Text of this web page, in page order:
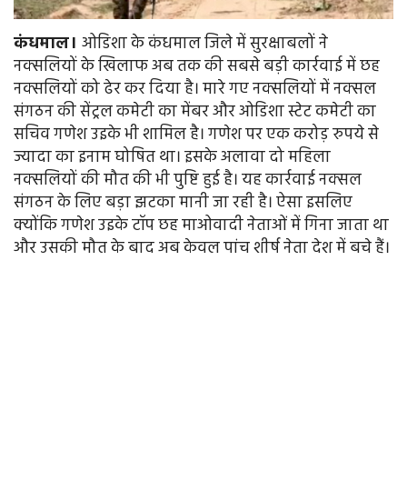
कंधमाल। ओडिशा के कंधमाल जिले में सुरक्षाबलों ने
नक्सलियों के खिलाफ अब तक की सबसे बड़ी कार्रवाई में छह
नक्सलियों को ढेर कर दिया है। मारे गए नक्सलियों में नक्सल
संगठन की सेंट्रल कमेटी का मेंबर और ओडिशा स्टेट कमेटी का
सचिव गणेश उइके भी शामिल है। गणेश पर एक करोड़ रुपये से
ज्यादा का इनाम घोषित था। इसके अलावा दो महिला
नक्सलियों की मौत की भी पुष्टि हुई है। यह कार्रवाई नक्सल
संगठन के लिए बड़ा झटका मानी जा रही है। ऐसा इसलिए
क्योंकि गणेश उइके टॉप छह माओवादी नेताओं में गिना जाता था
और उसकी मौत के बाद अब केवल पांच शीर्ष नेता देश में बचे हैं।